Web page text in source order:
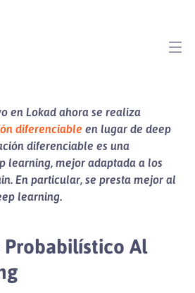
en Lokad ahora se realiza
diferenciable en lugar de deep
diferenciable es una
learning, mejor adaptada a los
En particular, se presta mejor al
learning.
Probabilístico Al